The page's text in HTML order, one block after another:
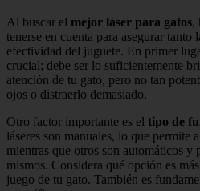
Al buscar el mejor láser para gatos,
tenerse en cuenta para asegurar tanto
efectividad del juguete. En primer
crucial; debe ser lo suficientemente
atención de tu gato, pero no tan
ojos o distraerlo demasiado.
Otro factor importante es el tipo de
láseres son manuales, lo que
mientras que otros son automáticos y
mismos. Considera qué opción es
juego de tu gato. También es